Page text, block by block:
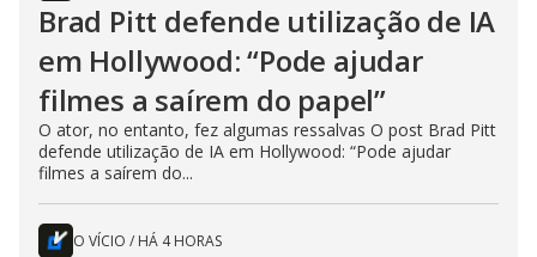
Brad Pitt defende utilização de IA
em Hollywood: “Pode ajudar
filmes a saírem do papel”
O ator, no entanto, fez algumas ressalvas O post Brad Pitt
defende utilização de IA em Hollywood: “Pode ajudar
filmes a saírem do...
O VÍCIO / HÁ 4 HORAS